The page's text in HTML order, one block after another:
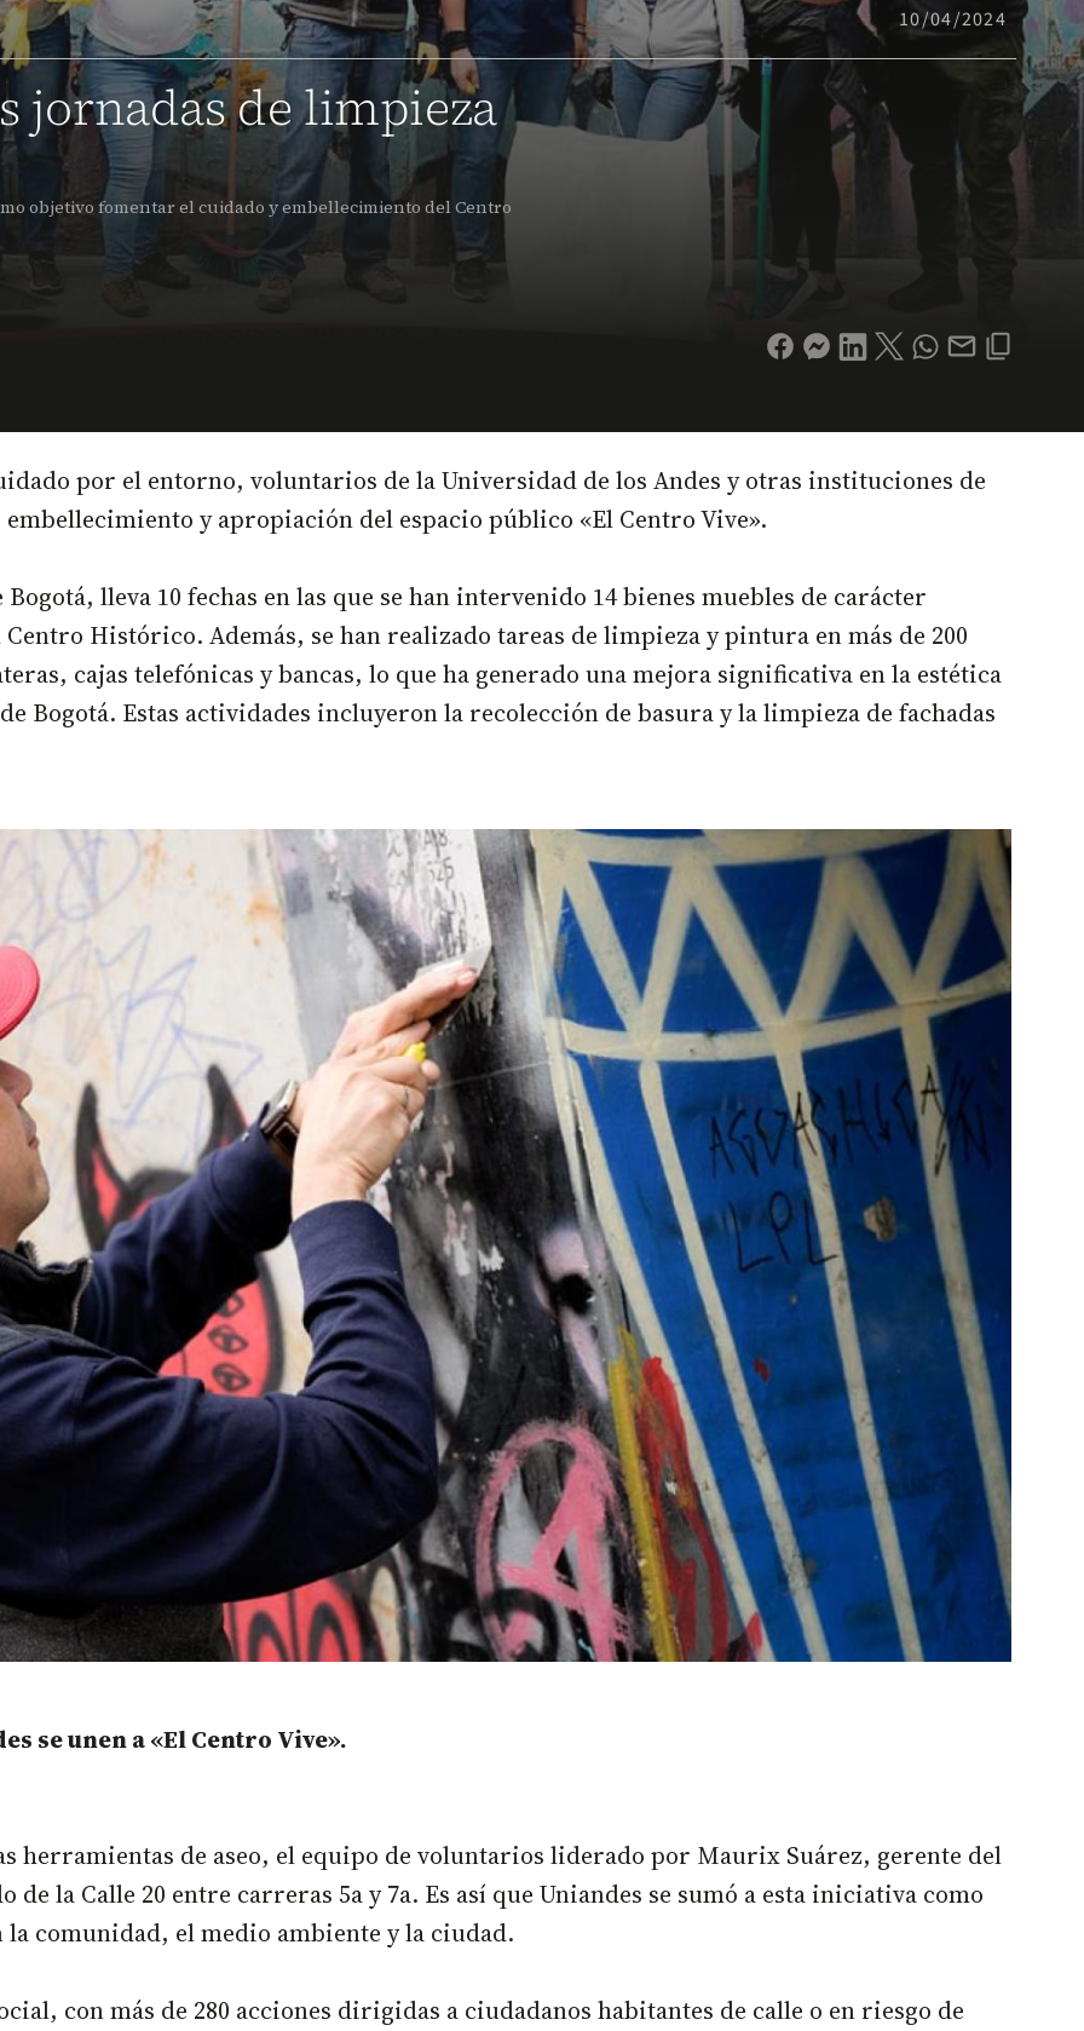
10/04/2024
jornadas de limpieza
objetivo fomentar el cuidado y embellecimiento del Centro
por el entorno, voluntarios de la Universidad de los Andes y otras instituciones de
y apropiación del espacio público «El Centro Vive».
lleva 10 fechas en las que se han intervenido 14 bienes muebles de carácter
Histórico. Además, se han realizado tareas de limpieza y pintura en más de 200
cajas telefónicas y bancas, lo que ha generado una mejora significativa en la estética
Bogotá. Estas actividades incluyeron la recolección de basura y la limpieza de fachadas
se unen a «El Centro Vive».
herramientas de aseo, el equipo de voluntarios liderado por Maurix Suárez, gerente del
la Calle 20 entre carreras 5a y 7a. Es así que Uniandes se sumó a esta iniciativa como
comunidad, el medio ambiente y la ciudad.
con más de 280 acciones dirigidas a ciudadanos habitantes de calle o en riesgo de